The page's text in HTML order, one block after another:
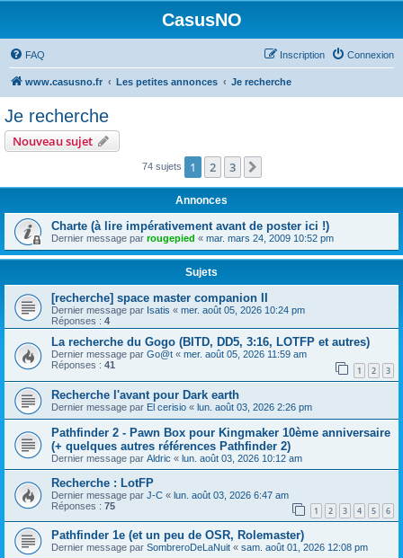
CasusNO
FAQ Connexion
Inscription
www.casusno.fr Les petites annonces Je recherche
Je recherche
Nouveau sujet
74 sujets 1 2 3
Annonces
Charte (à lire impérativement avant de poster ici !)
Dernier message par rougepied « mar. mars 24, 2009 10:52 pm
Sujets
[recherche] space master companion II
Dernier message par Isatis « mer. août 05, 2026 10:24 pm
Réponses : 4
La recherche du Gogo (BITD, DD5, 3:16, LOTFP et autres)
Dernier message par Go@t « mer. août 05, 2026 11:59 am
Réponses : 41 1 2 3
Recherche l'avant pour Dark earth
Dernier message par El cerisio « lun. août 03, 2026 2:26 pm
Pathfinder 2 - Pawn Box pour Kingmaker 10ème anniversaire
(+ quelques autres références Pathfinder 2)
Dernier message par Aldric « lun. août 03, 2026 10:12 am
Recherche : LotFP
Dernier message par J-C « lun. août 03, 2026 6:47 am
Réponses : 75 1 2 3 4 5 6
Pathfinder 1e (et un peu de OSR, Rolemaster)
Dernier message par SombreroDeLaNuit « sam. août 01, 2026 12:08 pm